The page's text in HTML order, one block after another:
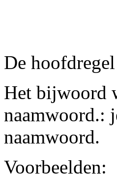
De
Het bijwoord
naamwoord.:
naamwoord.
Voorbeelden: